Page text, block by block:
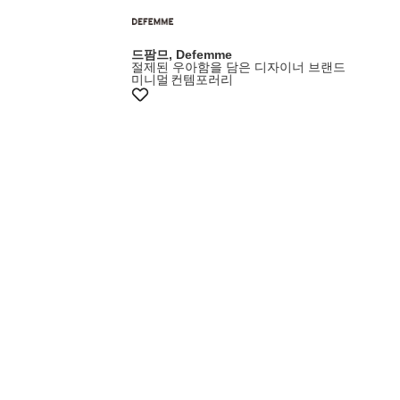
드팜므, Defemme
절제된 우아함을 담은 디자이너 브랜드
미니멀 컨템포러리